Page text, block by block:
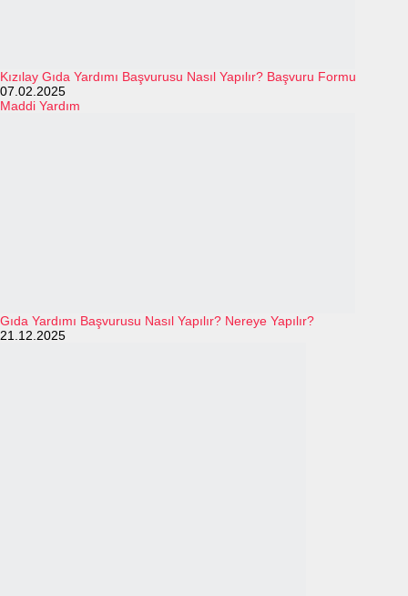
Kızılay Gıda Yardımı Başvurusu Nasıl Yapılır? Başvuru Formu
07.02.2025
Maddi Yardım
Gıda Yardımı Başvurusu Nasıl Yapılır? Nereye Yapılır?
21.12.2025